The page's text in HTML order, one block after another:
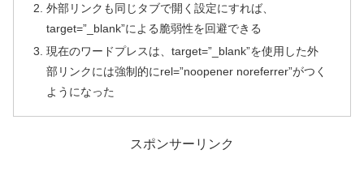
外部リンクも同じタブで開く設定にすれば、
target=”_blank”による脆弱性を回避できる
現在のワードプレスは、target=”_blank”を使用した外
部リンクには強制的にrel=”noopener noreferrer”がつく
ようになった
スポンサーリンク